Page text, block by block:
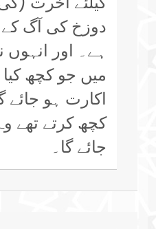
دوزخ کی آگ
ہے۔ اور انہوں
میں جو کچھ
اکارت ہو جائے
کچھ کرتے تھے
جائے گا۔